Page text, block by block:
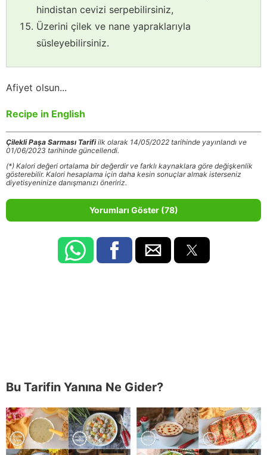
hindistan cevizi serpebilirsiniz,
Üzerini çilek ve nane yapraklarıyla
süsleyebilirsiniz.
Afiyet olsun...
Recipe in English
Çilekli Paşa Sarması Tarifiilk olarak 14/05/2022 tarihinde yayınlandı ve
01/06/2023 tarihinde güncellendi.
(*) Kalori değeri ortalama bir değerdir ve farklı kaynaklara göre değişkenlik
gösterebilir. Kalori hesaplama için daha kesin sonuçlar almak isterseniz
diyetisyeninize danışmanızı öneririz.
Yorumları Göster (78)
Bu Tarifin Yanına Ne Gider?